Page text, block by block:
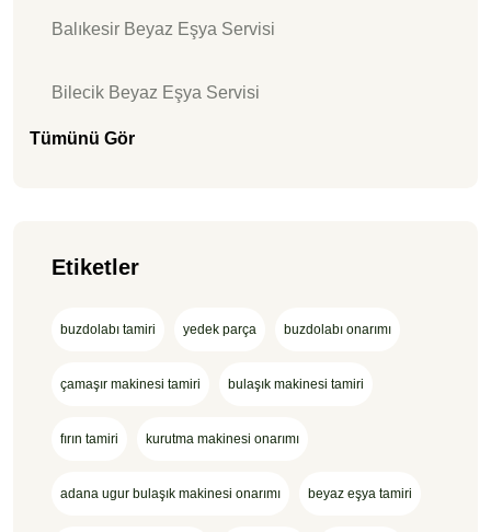
Balıkesir Beyaz Eşya Servisi
Bilecik Beyaz Eşya Servisi
Tümünü Gör
Etiketler
buzdolabı tamiri yedek parça buzdolabı onarımı
çamaşır makinesi tamiri bulaşık makinesi tamiri
fırın tamiri kurutma makinesi onarımı
adana ugur bulaşık makinesi onarımı beyaz eşya tamiri